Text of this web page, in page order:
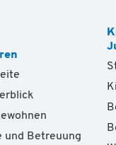
und Betreuung